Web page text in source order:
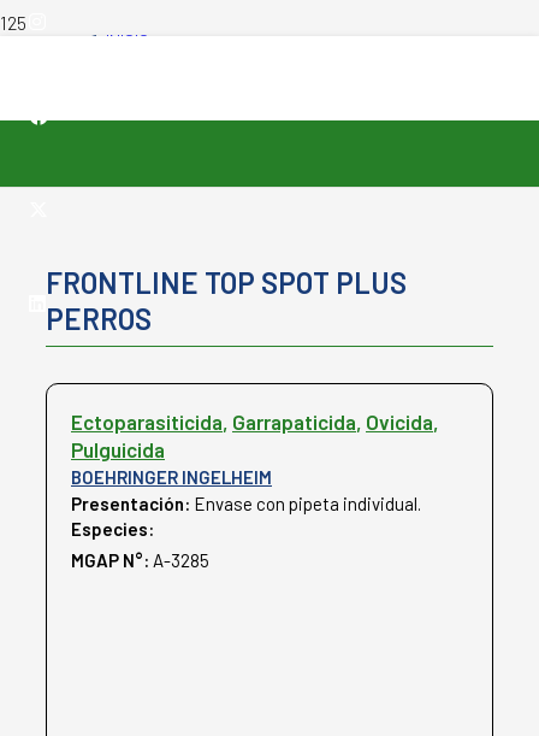
INICIO
FRONTLINE TOP SPOT PLUS
PERROS
Ectoparasiticida Garrapaticida Ovicida
Pulguicida
BOEHRINGER INGELHEIM
Presentación: Envase con pipeta individual.
Especies:
MGAP N°: A-3285